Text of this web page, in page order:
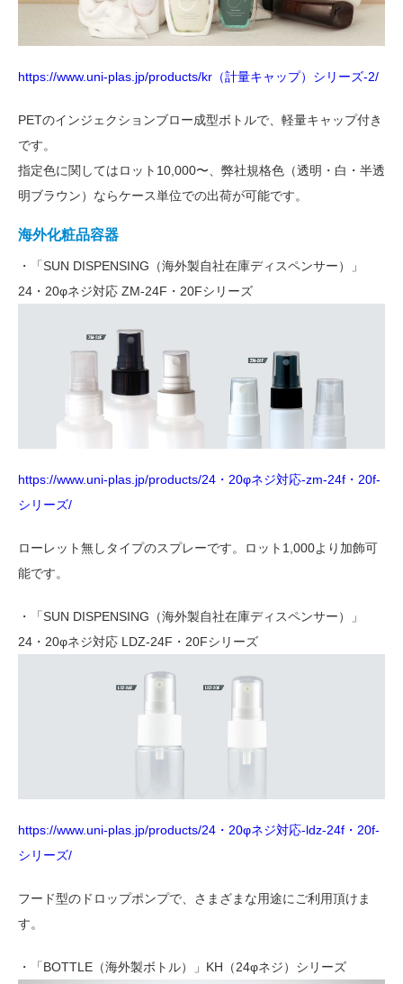
https://www.uni-plas.jp/products/kr（計量キャップ）シリーズ-2/
PETのインジェクションブロー成型ボトルで、軽量キャップ付き
です。
指定色に関してはロット10,000〜、弊社規格色（透明・白・半透
明ブラウン）ならケース単位での出荷が可能です。
海外化粧品容器
・「SUN DISPENSING（海外製自社在庫ディスペンサー）」
24・20φネジ対応 ZM-24F・20Fシリーズ
https://www.uni-plas.jp/products/24・20φネジ対応-zm-24f・20f-
シリーズ/
ローレット無しタイプのスプレーです。ロット1,000より加飾可
能です。
・「SUN DISPENSING（海外製自社在庫ディスペンサー）」
24・20φネジ対応 LDZ-24F・20Fシリーズ
https://www.uni-plas.jp/products/24・20φネジ対応-ldz-24f・20f-
シリーズ/
フード型のドロップポンプで、さまざまな用途にご利用頂けま
す。
・「BOTTLE（海外製ボトル）」KH（24φネジ）シリーズ